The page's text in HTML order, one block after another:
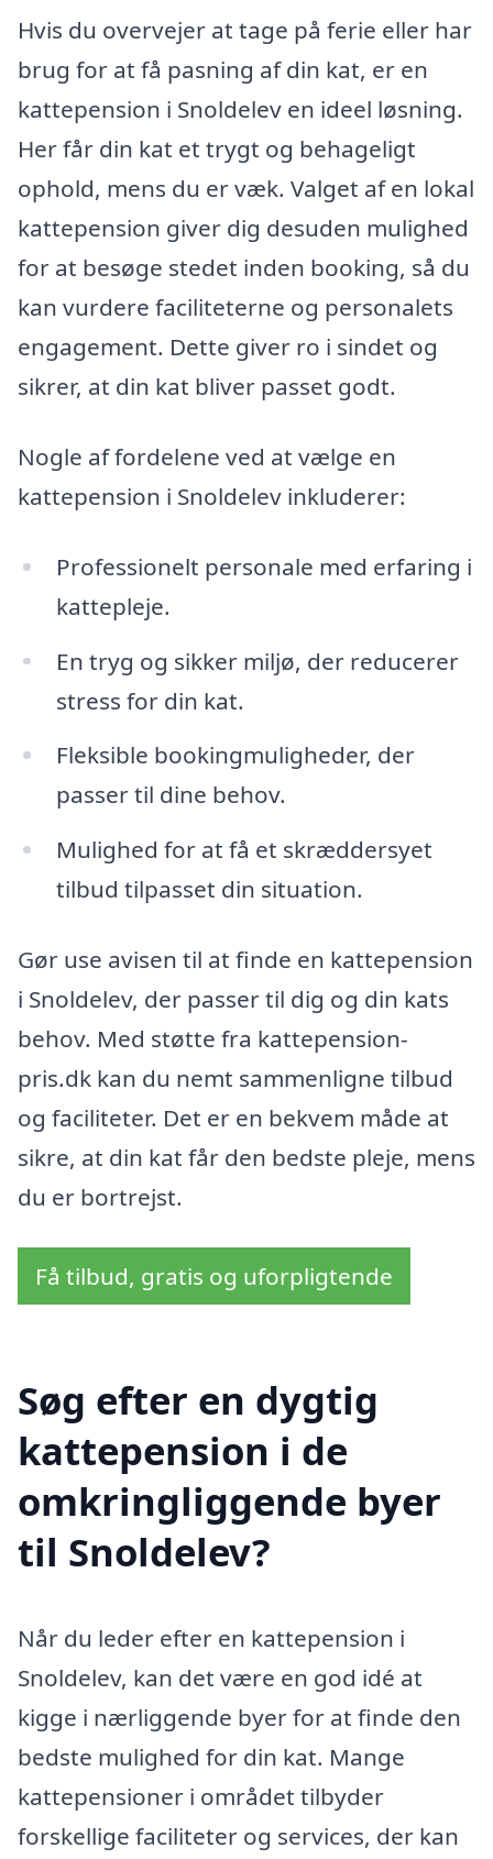
Hvis du overvejer at tage på ferie eller har
brug for at få pasning af din kat, er en
kattepension i Snoldelev en ideel løsning.
Her får din kat et trygt og behageligt
ophold, mens du er væk. Valget af en lokal
kattepension giver dig desuden mulighed
for at besøge stedet inden booking, så du
kan vurdere faciliteterne og personalets
engagement. Dette giver ro i sindet og
sikrer, at din kat bliver passet godt.
Nogle af fordelene ved at vælge en
kattepension i Snoldelev inkluderer:
Professionelt personale med erfaring i
kattepleje.
En tryg og sikker miljø, der reducerer
stress for din kat.
Fleksible bookingmuligheder, der
passer til dine behov.
Mulighed for at få et skræddersyet
tilbud tilpasset din situation.
Gør use avisen til at finde en kattepension
i Snoldelev, der passer til dig og din kats
behov. Med støtte fra kattepension-
pris.dk kan du nemt sammenligne tilbud
og faciliteter. Det er en bekvem måde at
sikre, at din kat får den bedste pleje, mens
du er bortrejst.
Få tilbud, gratis og uforpligtende
Søg efter en dygtig
kattepension i de
omkringliggende byer
til Snoldelev?
Når du leder efter en kattepension i
Snoldelev, kan det være en god idé at
kigge i nærliggende byer for at finde den
bedste mulighed for din kat. Mange
kattepensioner i området tilbyder
forskellige faciliteter og services, der kan